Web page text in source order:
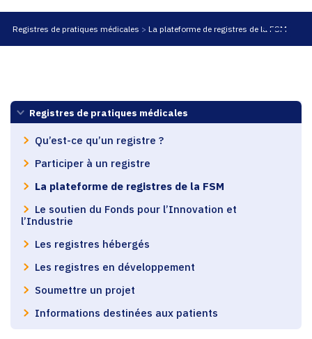
Registres de pratiques médicales La plateforme de registres de la FSM
Registres de pratiques médicales
Qu’est-ce qu’un registre ?
Participer à un registre
La plateforme de registres de la FSM
Le soutien du Fonds pour l’Innovation et
l’Industrie
Les registres hébergés
Les registres en développement
Soumettre un projet
Informations destinées aux patients